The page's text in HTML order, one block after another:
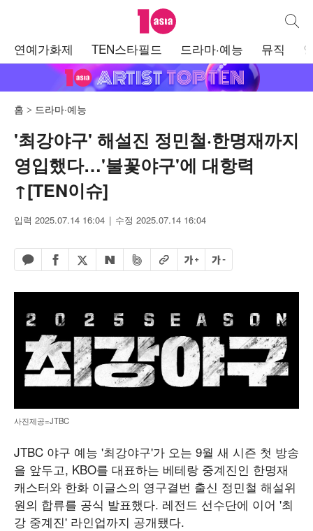
텐아시아 통합
연예가화제 TEN스타필드 드라마·예능 뮤직
홈 드라마·예능
'최강야구' 해설진 정민철·한명재까지
영입했다…'불꽃야구'에 대항력
↑[TEN이슈]
입력 2025.07.14 16:04 수정 2025.07.14 16:04
카카오톡 공유하기
페이스북 공유하기
엑스 공유하기
네이버 공유하기
밴드 공유하기
URL복사글자 크게글자 작게
사진제공=JTBC
JTBC 야구 예능 '최강야구'가 오는 9월 새 시즌 첫 방송
을 앞두고, KBO를 대표하는 베테랑 중계진인 한명재
캐스터와 한화 이글스의 영구결번 출신 정민철 해설위
원의 합류를 공식 발표했다. 레전드 선수단에 이어 '최
강 중계진' 라인업까지 공개됐다.